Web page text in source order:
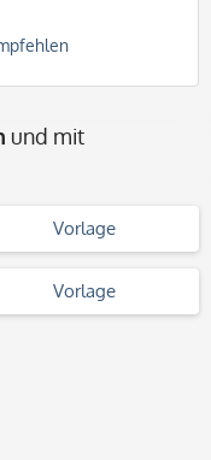
und mit